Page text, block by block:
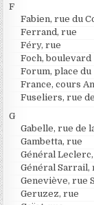
F
Fabien, rue du
Ferrand, rue
Féry, rue
Foch, boulevard
Forum, place du
France, cours
Fuseliers, rue
G
Gabelle, rue de
Gambetta, rue
Général
Général Sarrail,
Geneviève, rue
Geruzez, rue